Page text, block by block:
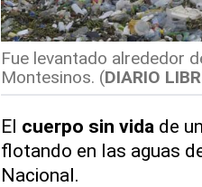
Fue levantado alrededor
Montesinos. (DIARIO
El cuerpo sin vida de
flotando en las aguas
Nacional.